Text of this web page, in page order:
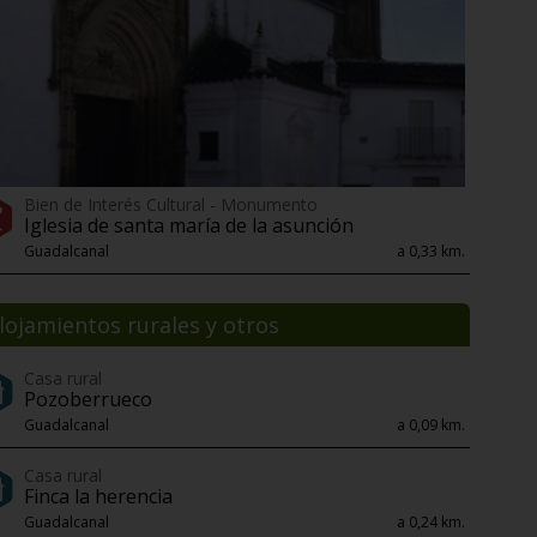
Bien de Interés Cultural - Monumento
Iglesia de santa maría de la asunción
Guadalcanal a 0,33 km.
rurales y otros
Casa rural
Pozoberrueco
Guadalcanal a 0,09 km.
Casa rural
Finca la herencia
Guadalcanal a 0,24 km.